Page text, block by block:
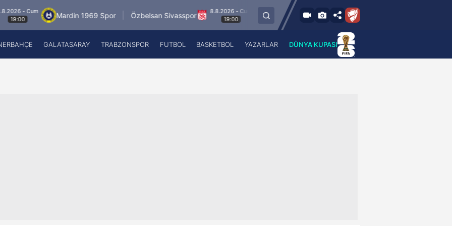
Mardin 1969 Spor Özbelsan Sivasspor
8.8.2026 - Cum
19:00
Esenler Erokspor Hesap.com Antalyaspor
A Haber Radyo
GALATASARAY TRABZONSPOR FUTBOL BASKETBOL YAZARLAR DÜNYA KUPASI